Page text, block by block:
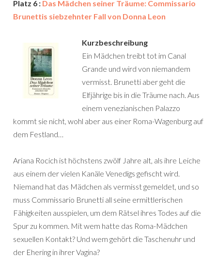
Platz 6 : Das Mädchen seiner Träume: Commissario
Brunettis siebzehnter Fall von Donna Leon
Kurzbeschreibung
Ein Mädchen treibt tot im Canal
Grande und wird von niemandem
vermisst. Brunetti aber geht die
Elfjährige bis in die Träume nach. Aus
einem venezianischen Palazzo
kommt sie nicht, wohl aber aus einer Roma-Wagenburg auf
dem Festland…
Ariana Rocich ist höchstens zwölf Jahre alt, als ihre Leiche
aus einem der vielen Kanäle Venedigs gefischt wird.
Niemand hat das Mädchen als vermisst gemeldet, und so
muss Commissario Brunetti all seine ermittlerischen
Fähigkeiten ausspielen, um dem Rätsel ihres Todes auf die
Spur zu kommen. Mit wem hatte das Roma-Mädchen
sexuellen Kontakt? Und wem gehört die Taschenuhr und
der Ehering in ihrer Vagina?